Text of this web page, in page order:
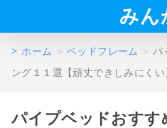
みん
ホーム ベッドフレーム
パ
ング１１選【頑丈できしみにくい
パイプベッドおすす